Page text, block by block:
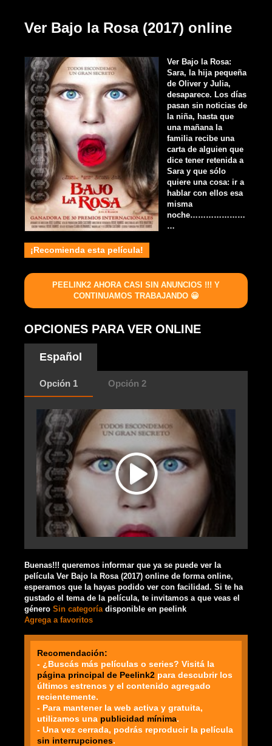
Ver Bajo la Rosa (2017) online
Ver Bajo la Rosa:
Sara, la hija pequeña
de Oliver y Julia,
desaparece. Los días
pasan sin noticias de
la niña, hasta que
una mañana la
familia recibe una
carta de alguien que
dice tener retenida a
Sara y que sólo
quiere una cosa: ir a
hablar con ellos esa
misma
noche…………………
…
¡Recomienda esta película!
PEELINK2 AHORA CASI SIN ANUNCIOS !!! Y
CONTINUAMOS TRABAJANDO 😀
OPCIONES PARA VER ONLINE
Español
Opción 1 Opción 2
Buenas!!! queremos informar que ya se puede ver la
película Ver Bajo la Rosa (2017) online de forma online,
esperamos que la hayas podido ver con facilidad. Si te ha
gustado el tema de la película, te invitamos a que veas el
género Sin categoría disponible en peelink
Agrega a favoritos
Recomendación:
- ¿Buscás más películas o series? Visitá la
página principal de Peelink2 para descubrir los
últimos estrenos y el contenido agregado
recientemente.
- Para mantener la web activa y gratuita,
utilizamos una publicidad mínima.
- Una vez cerrada, podrás reproducir la película
sin interrupciones.